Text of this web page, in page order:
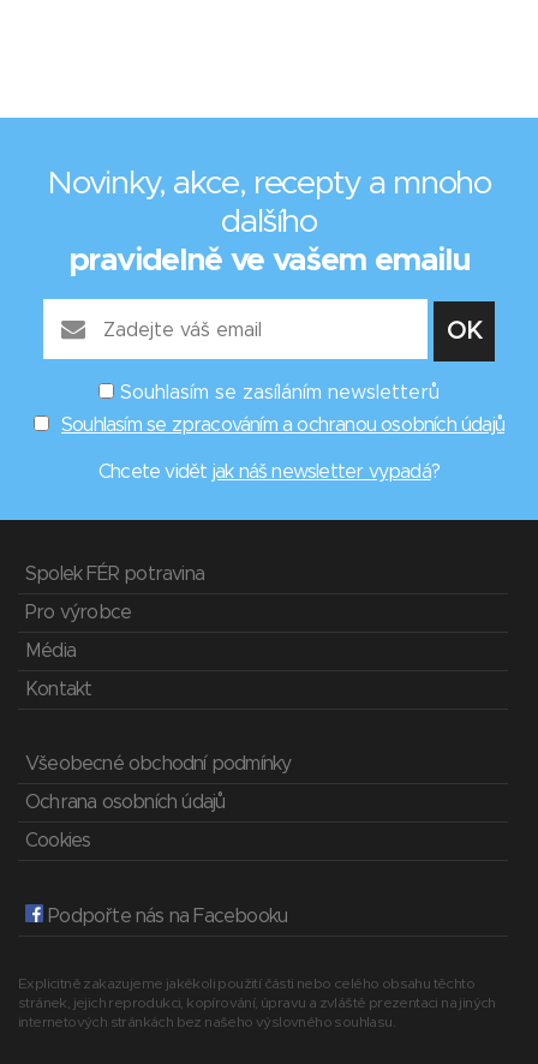
Novinky, akce, recepty a mnoho
dalšího
pravidelně ve vašem emailu
Souhlasím se zasíláním newsletterů
Souhlasím se zpracováním a ochranou osobních údajů
Chcete vidět jak náš newsletter vypadá?
Spolek FÉR potravina
Pro výrobce
Média
Kontakt
Všeobecné obchodní podmínky
Ochrana osobních údajů
Cookies
Podpořte nás na Facebooku
Explicitně zakazujeme jakékoli použití části nebo celého obsahu těchto
stránek, jejich reprodukci, kopírování, úpravu a zvláště prezentaci na jiných
internetových stránkách bez našeho výslovného souhlasu.